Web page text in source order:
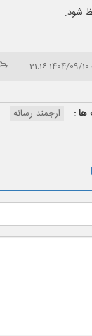
شود.
: ارجمند رسانه